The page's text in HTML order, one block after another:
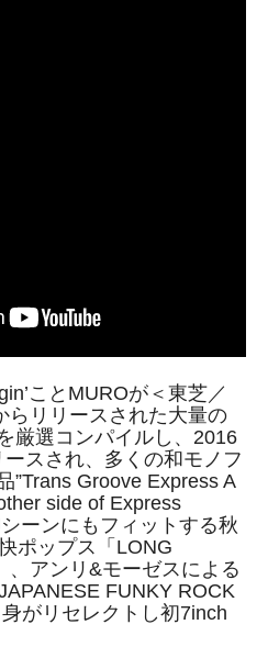
ことMUROが＜東芝／
らリリースされた大量の
厳選コンパイルし、2016
スされ、多くの和モノフ
”Trans Groove Express A
side of Express
ーンにもフィットする秋
ポップス「LONG
、アンリ&モーゼスによる
FUNKY ROCK
がリセレクトし初7inch